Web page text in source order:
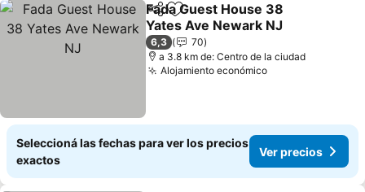
CompartirAñadir a favoritos
Fada Guest House 38
Yates Ave Newark NJ
Ver precios
6,3
70
a 3.8 km de: Centro de la ciudad
Alojamiento económicoVer precios
Seleccioná las fechas para ver los precios
exactos
Ver precios